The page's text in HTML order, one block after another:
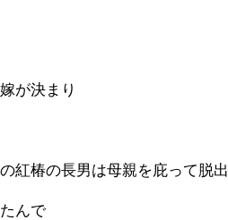
が決まり
紅椿の長男は母親を庇って脱出
んで